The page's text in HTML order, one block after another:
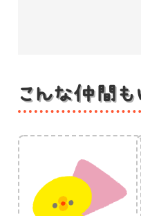
こんな仲間